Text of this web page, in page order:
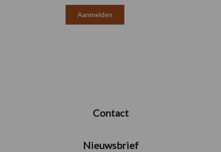
Contact
Nieuwsbrief